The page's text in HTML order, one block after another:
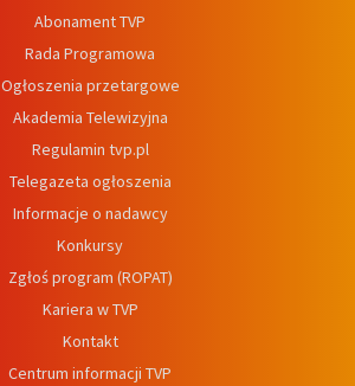
Abonament TVP
Rada Programowa
Ogłoszenia przetargowe
Akademia Telewizyjna
Regulamin tvp.pl
Telegazeta ogłoszenia
Informacje o nadawcy
Konkursy
Zgłoś program (ROPAT)
Kariera w TVP
Kontakt
Centrum informacji TVP